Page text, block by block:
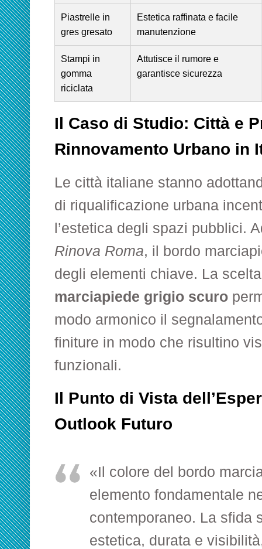
Piastrelle in
gres gresato
Estetica raffinata e facile
manutenzione
Stampi in
gomma
riciclata
Attutisce il rumore e
garantisce sicurezza
Il Caso di Studio: Città e
Rinnovamento Urbano in
Le città italiane stanno
di riqualificazione urbana
l’estetica degli spazi pubblici.
Rinova Roma, il bordo
degli elementi chiave. La
marciapiede grigio scuro
modo armonico il
finiture in modo che risultino
funzionali.
Il Punto di Vista
Outlook Futuro
«Il colore del bordo
elemento fondamentale
contemporaneo. La sfida
estetica, durata e